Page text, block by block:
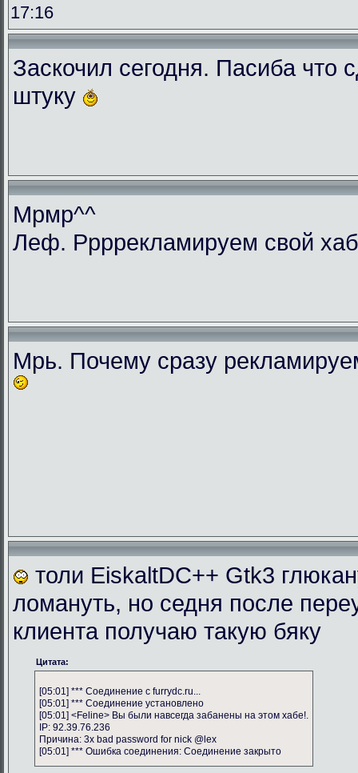
17:16
Заскочил сегодня. Пасиба что
штуку
Мрмр^^
Леф. Ррррекламируем свой
Мрь. Почему сразу
толи EiskaltDC++ Gtk3
ломануть, но седня после
клиента получаю такую бяку
Цитата:
[05:01] *** Соединение с furrydc.ru...
[05:01] *** Соединение установлено
[05:01] <Feline> Вы были навсегда забанены на этом хабе!.
IP: 92.39.76.236
Причина: 3x bad password for nick @lex
[05:01] *** Ошибка соединения: Соединение закрыто